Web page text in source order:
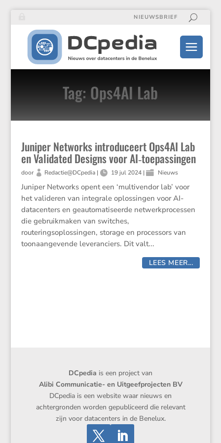
NIEUWSBRIEF
Tag: Ops4AI Lab
Juniper Networks introduceert Ops4AI Lab
en Validated Designs voor AI‑toepassingen
door Redactie@DCpedia| 19 jul 2024 | Nieuws
Juniper Networks opent een ‘multivendor lab’ voor
het valideren van integrale oplossingen voor AI-
datacenters en geautomatiseerde netwerkprocessen
die gebruikmaken van switches,
routeringsoplossingen, storage en processors van
toonaangevende leveranciers. Dit valt...
LEES MEER...
DCpedia is een project van
Alibi Communicatie- en Uitgeefprojecten BV
DCpedia is een website waar nieuws en
achtergronden worden gepubliceerd die relevant
zijn voor datacenters in de Benelux.